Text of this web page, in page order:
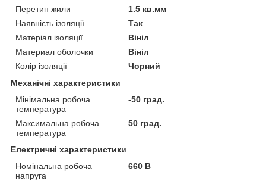
Перетин жили
1.5 кв.мм
Наявність ізоляції
Так
Матеріал ізоляції
Вініл
Материал оболочки
Вініл
Колір ізоляції
Чорний
Механічні характеристики
Мінімальна робоча
температура
-50 град.
Максимальна робоча
температура
50 град.
Електричні характеристики
Номінальна робоча
напруга
660 В